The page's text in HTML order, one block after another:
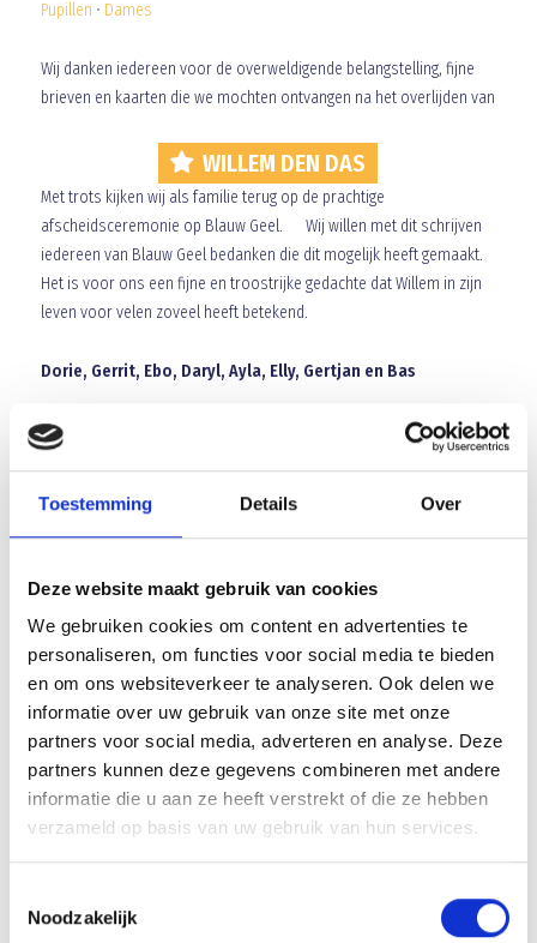
Toestemming Details Over
Deze website maakt gebruik van cookies
We gebruiken cookies om content en advertenties te
personaliseren, om functies voor social media te bieden
en om ons websiteverkeer te analyseren. Ook delen we
informatie over uw gebruik van onze site met onze
partners voor social media, adverteren en analyse. Deze
partners kunnen deze gegevens combineren met andere
informatie die u aan ze heeft verstrekt of die ze hebben
verzameld op basis van uw gebruik van hun services.
Noodzakelijk
Pupillen • Dames
Wij danken iedereen voor de overweldigende belangstelling, fijne
brieven en kaarten die we mochten ontvangen na het overlijden van
WILLEM DEN DAS
Met trots kijken wij als familie terug op de prachtige
afscheidsceremonie op Blauw Geel. Wij willen met dit schrijven
iedereen van Blauw Geel bedanken die dit mogelijk heeft gemaakt.
Het is voor ons een fijne en troostrijke gedachte dat Willem in zijn
leven voor velen zoveel heeft betekend.
Dorie, Gerrit, Ebo, Daryl, Ayla, Elly, Gertjan en Bas
Array
Twitter
Beste trainers en begeleiders,
AANMELDEN LID
RECENT NIEUWS